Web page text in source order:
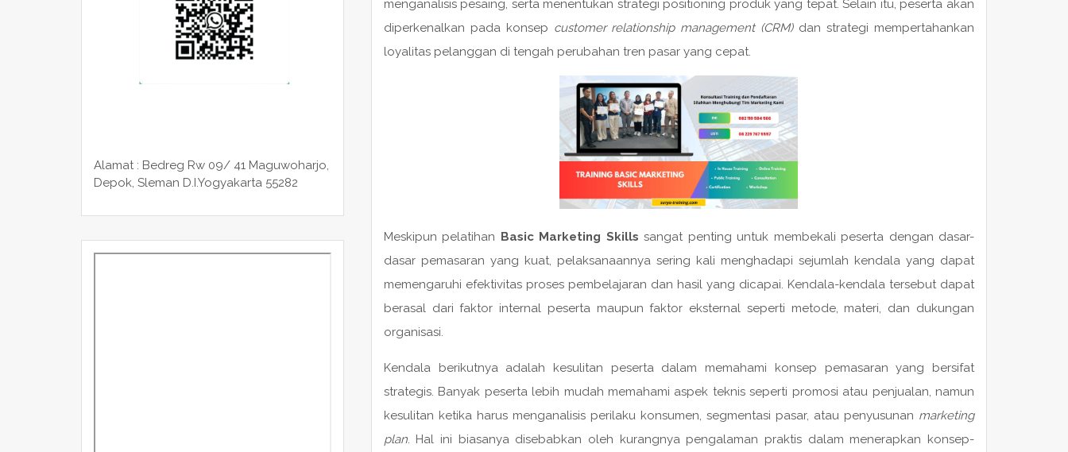
menganalisis pesaing, serta menentukan strategi positioning produk yang tepat. Selain itu, peserta akan
diperkenalkan pada konsep customer relationship management (CRM)dan strategi mempertahankan
loyalitas pelanggan di tengah perubahan tren pasar yang cepat.
Meskipun pelatihan Basic Marketing Skills sangat penting untuk membekali peserta dengan dasar-
dasar pemasaran yang kuat, pelaksanaannya sering kali menghadapi sejumlah kendala yang dapat
memengaruhi efektivitas proses pembelajaran dan hasil yang dicapai. Kendala-kendala tersebut dapat
berasal dari faktor internal peserta maupun faktor eksternal seperti metode, materi, dan dukungan
organisasi.
Kendala berikutnya adalah kesulitan peserta dalam memahami konsep pemasaran yang bersifat
strategis. Banyak peserta lebih mudah memahami aspek teknis seperti promosi atau penjualan, namun
kesulitan ketika harus menganalisis perilaku konsumen, segmentasi pasar, atau penyusunan marketing
plan. Hal ini biasanya disebabkan oleh kurangnya pengalaman praktis dalam menerapkan konsep-
Alamat : Bedreg Rw 09/ 41 Maguwoharjo,
Depok, Sleman D.I.Yogyakarta 55282